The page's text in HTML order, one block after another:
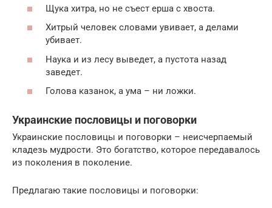
Щука хитра, но не съест ерша с хвоста.
Хитрый человек словами увивает, а делами
убивает.
Наука и из лесу выведет, а пустота назад
заведет.
Голова казанок, а ума – ни ложки.
Украинские пословицы и поговорки
Украинские пословицы и поговорки – неисчерпаемый
кладезь мудрости. Это богатство, которое передавалось
из поколения в поколение.
Предлагаю такие пословицы и поговорки: